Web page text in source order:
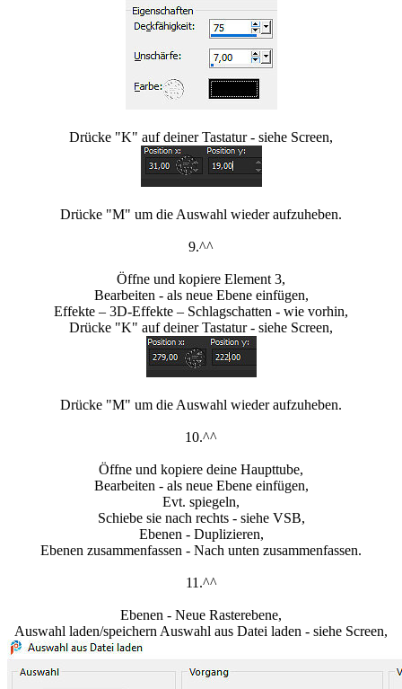
Drücke "K" auf deiner Tastatur - siehe Screen,
Drücke "M" um die Auswahl wieder aufzuheben.
9.^^
Öffne und kopiere Element 3,
Bearbeiten - als neue Ebene einfügen,
Effekte – 3D-Effekte – Schlagschatten - wie vorhin,
Drücke "K" auf deiner Tastatur - siehe Screen,
Drücke "M" um die Auswahl wieder aufzuheben.
10.^^
Öffne und kopiere deine Haupttube,
Bearbeiten - als neue Ebene einfügen,
Evt. spiegeln,
Schiebe sie nach rechts - siehe VSB,
Ebenen - Duplizieren,
Ebenen zusammenfassen - Nach unten zusammenfassen.
11.^^
Ebenen - Neue Rasterebene,
Auswahl laden/speichern Auswahl aus Datei laden - siehe Screen,